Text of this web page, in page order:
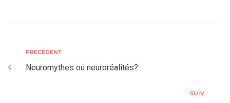
PRÉCÉDENT
Neuromythes ou neuroréalités?
SUIV